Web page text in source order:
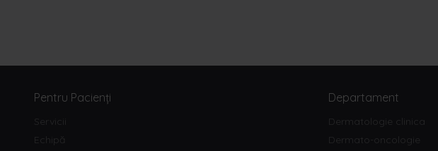
Pentru Pacienți
Servicii
Echipă
Departament
Dermatologie clinica
Dermato-oncologie